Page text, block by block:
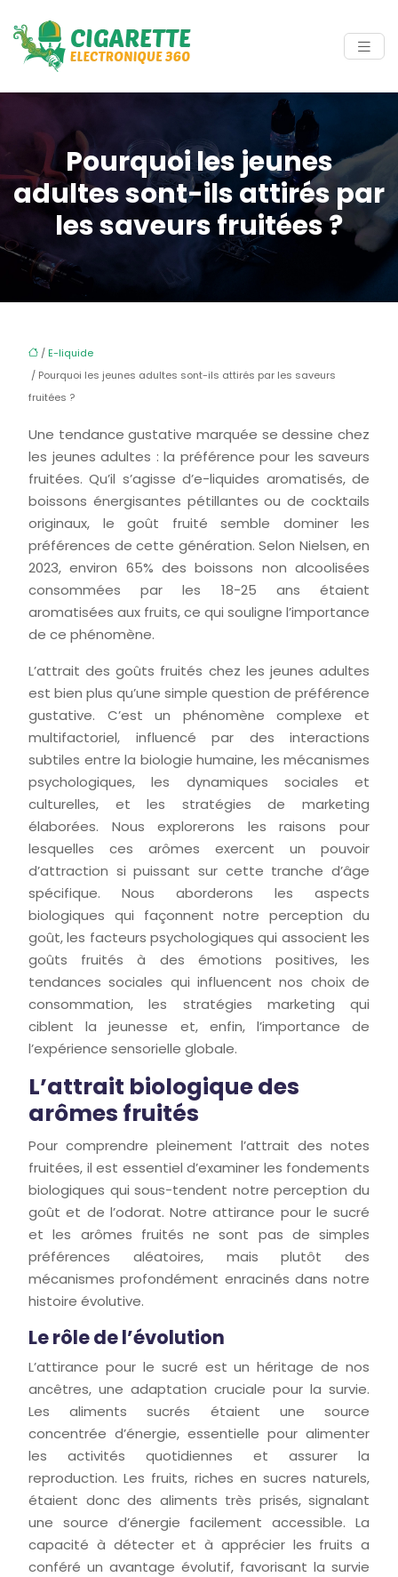
Pourquoi les jeunes
adultes sont-ils attirés par
les saveurs fruitées ?
/ E-liquide
/ Pourquoi les jeunes adultes sont-ils attirés par les saveurs
fruitées ?
Une tendance gustative marquée se dessine chez
les jeunes adultes : la préférence pour les saveurs
fruitées. Qu’il s’agisse d’e-liquides aromatisés, de
boissons énergisantes pétillantes ou de cocktails
originaux, le goût fruité semble dominer les
préférences de cette génération. Selon Nielsen, en
2023, environ 65% des boissons non alcoolisées
consommées par les 18-25 ans étaient
aromatisées aux fruits, ce qui souligne l’importance
de ce phénomène.
L’attrait des goûts fruités chez les jeunes adultes
est bien plus qu’une simple question de préférence
gustative. C’est un phénomène complexe et
multifactoriel, influencé par des interactions
subtiles entre la biologie humaine, les mécanismes
psychologiques, les dynamiques sociales et
culturelles, et les stratégies de marketing
élaborées. Nous explorerons les raisons pour
lesquelles ces arômes exercent un pouvoir
d’attraction si puissant sur cette tranche d’âge
spécifique. Nous aborderons les aspects
biologiques qui façonnent notre perception du
goût, les facteurs psychologiques qui associent les
goûts fruités à des émotions positives, les
tendances sociales qui influencent nos choix de
consommation, les stratégies marketing qui
ciblent la jeunesse et, enfin, l’importance de
l’expérience sensorielle globale.
L’attrait biologique des
arômes fruités
Pour comprendre pleinement l’attrait des notes
fruitées, il est essentiel d’examiner les fondements
biologiques qui sous-tendent notre perception du
goût et de l’odorat. Notre attirance pour le sucré
et les arômes fruités ne sont pas de simples
préférences aléatoires, mais plutôt des
mécanismes profondément enracinés dans notre
histoire évolutive.
Le rôle de l’évolution
L’attirance pour le sucré est un héritage de nos
ancêtres, une adaptation cruciale pour la survie.
Les aliments sucrés étaient une source
concentrée d’énergie, essentielle pour alimenter
les activités quotidiennes et assurer la
reproduction. Les fruits, riches en sucres naturels,
étaient donc des aliments très prisés, signalant
une source d’énergie facilement accessible. La
capacité à détecter et à apprécier les fruits a
conféré un avantage évolutif, favorisant la survie